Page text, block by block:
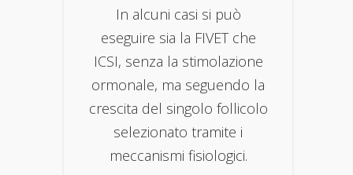
In alcuni casi si può
eseguire sia la FIVET che
ICSI, senza la stimolazione
ormonale, ma seguendo la
crescita del singolo follicolo
selezionato tramite i
meccanismi fisiologici.